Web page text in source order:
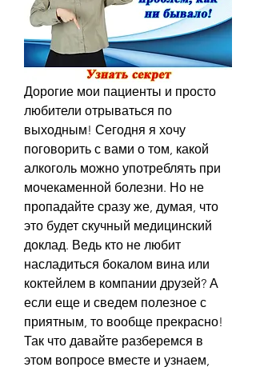
Дорогие мои пациенты и просто
любители отрываться по
выходным! Сегодня я хочу
поговорить с вами о том, какой
алкоголь можно употреблять при
мочекаменной болезни. Но не
пропадайте сразу же, думая, что
это будет скучный медицинский
доклад. Ведь кто не любит
насладиться бокалом вина или
коктейлем в компании друзей? А
если еще и сведем полезное с
приятным, то вообще прекрасно!
Так что давайте разберемся в
этом вопросе вместе и узнаем,